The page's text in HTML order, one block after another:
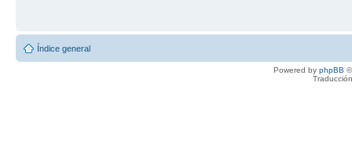
Índice general
Powered by phpBB